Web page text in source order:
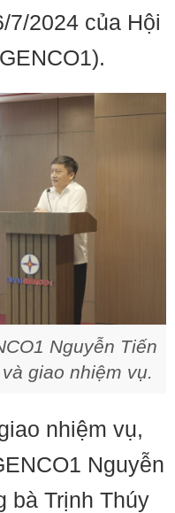
2024 của Hội
Nguyễn Tiến
giao nhiệm vụ.
nhiệm vụ,
Nguyễn
bà Trịnh Thúy